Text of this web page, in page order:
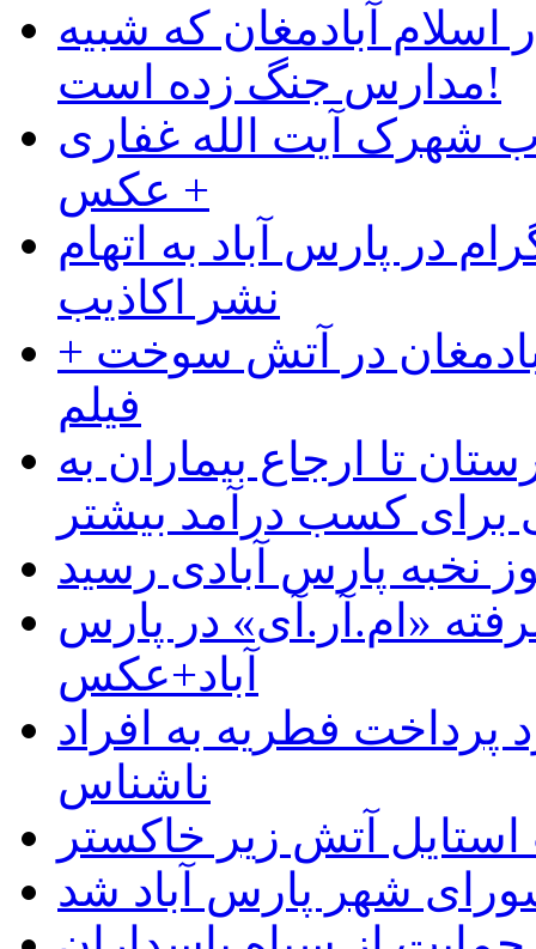
آبادمغان که شبیه
مدارس جنگ زده است!
شهرک آیت الله غفاری
+ عکس
در پارس آباد به اتهام
نشر اکاذیب
در آتش سوخت +
فیلم
تا ارجاع بیماران به
کسب درآمد بیشتر
نخبه پارس آبادی رسید
«ام.آر.آی» در پارس
آباد+عکس
پرداخت فطریه به افراد
ناشناس
آتش زیر خاکستر
شهر پارس آباد شد